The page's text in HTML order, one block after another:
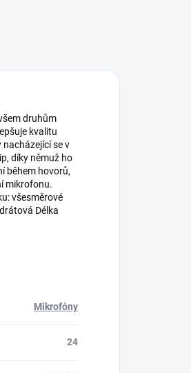
druhům
kvalitu
se v
díky němuž ho
během hovorů,
mikrofonu.
všesměrové
Délka
Mikrofóny
24